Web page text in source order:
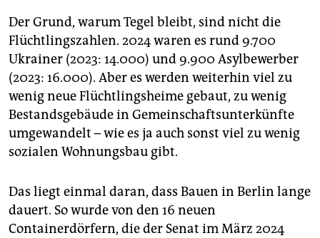
Der Grund, warum Tegel bleibt, sind nicht die
Flüchtlingszahlen. 2024 waren es rund 9.700
Ukrainer (2023: 14.000) und 9.900 Asylbewerber
(2023: 16.000). Aber es werden weiterhin viel zu
wenig neue Flüchtlingsheime gebaut, zu wenig
Bestandsgebäude in Gemeinschaftsunterkünfte
umgewandelt – wie es ja auch sonst viel zu wenig
sozialen Wohnungsbau gibt.
Das liegt einmal daran, dass Bauen in Berlin lange
dauert. So wurde von den 16 neuen
Containerdörfern, die der Senat im März 2024